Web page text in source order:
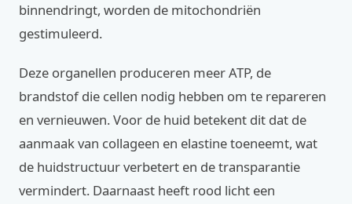
binnendringt, worden de mitochondriën
gestimuleerd.
Deze organellen produceren meer ATP, de
brandstof die cellen nodig hebben om te repareren
en vernieuwen. Voor de huid betekent dit dat de
aanmaak van collageen en elastine toeneemt, wat
de huidstructuur verbetert en de transparantie
vermindert. Daarnaast heeft rood licht een